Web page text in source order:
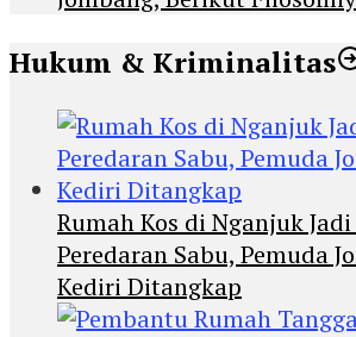
Hukum & Kriminalitas
Rumah Kos di Nganjuk
Peredaran Sabu, Pemuda
Kediri Ditangkap